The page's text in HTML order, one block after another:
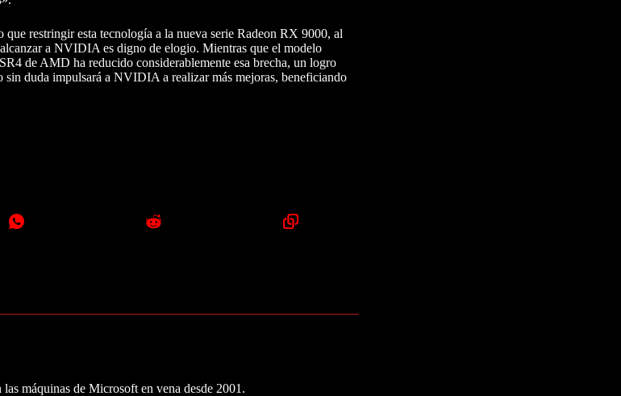
restringir esta tecnología a la nueva serie Radeon RX 9000, al
a NVIDIA es digno de elogio. Mientras que el modelo
de AMD ha reducido considerablemente esa brecha, un logro
duda impulsará a NVIDIA a realizar más mejoras, beneficiando
máquinas de Microsoft en vena desde 2001.